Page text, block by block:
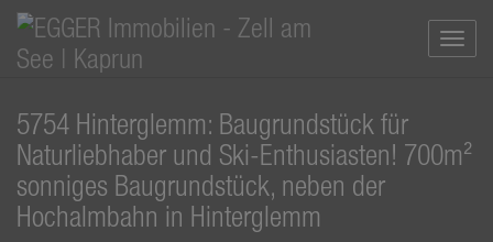
5754 Hinterglemm: Baugrundstück für
Naturliebhaber und Ski-Enthusiasten! 700m²
sonniges Baugrundstück, neben der
Hochalmbahn in Hinterglemm